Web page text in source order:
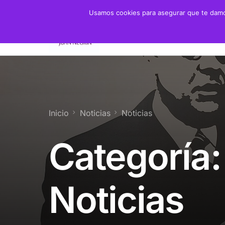
Presidente
Presidenta de Honor
Patronato y Consejo
Servicios
Inicio Noticias Noticias
Categoría:
Noticias
Usamos cookies para asegurar que te